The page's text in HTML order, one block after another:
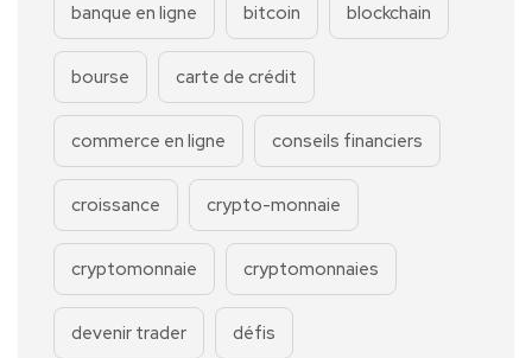
banque en ligne bitcoin blockchain
bourse carte de crédit
commerce en ligne conseils financiers
croissance crypto-monnaie
cryptomonnaie cryptomonnaies
devenir trader défis